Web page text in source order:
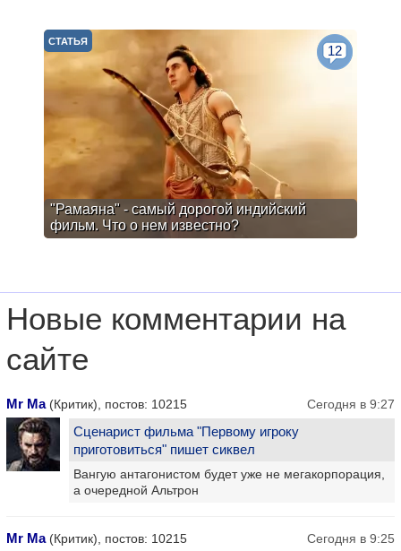
"Рамаяна" - самый дорогой индийский
фильм. Что о нем известно?
СТАТЬЯ
12
Новые комментарии на
сайте
Mr Ma(Критик), постов: 10215 Сегодня в 9:27
Сценарист фильма "Первому игроку
приготовиться" пишет сиквел
Вангую антагонистом будет уже не мегакорпорация,
а очередной Альтрон
Mr Ma(Критик), постов: 10215 Сегодня в 9:25